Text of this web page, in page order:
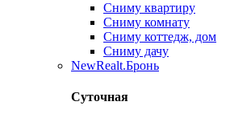
Сниму квартиру
Сниму комнату
Сниму коттедж, дом
Сниму дачу
NewRealt.Бронь
Суточная